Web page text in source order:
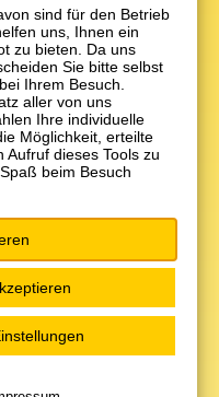
WÜRTTEMBERG
sind für den Betrieb
uns, Ihnen ein
zu bieten. Da uns
Sie bitte selbst
Ihrem Besuch.
aller von uns
Ihre individuelle
Möglichkeit, erteilte
Aufruf dieses Tools zu
beim Besuch